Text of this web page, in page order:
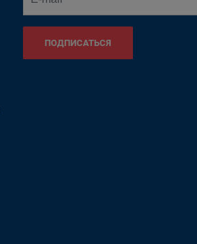
ПОДПИСАТЬСЯ